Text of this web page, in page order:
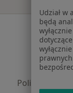
Polityka
Polityka
Udział w
będą